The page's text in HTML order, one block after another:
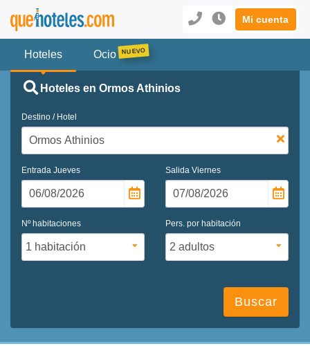
Mi cuenta
Hoteles Ocio
Hoteles en Ormos Athinios
Destino / Hotel
Entrada Jueves Salida Viernes
Nº habitaciones Pers. por habitación
Buscar